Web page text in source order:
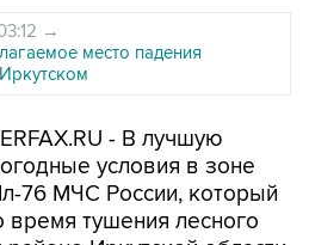
→
место падения
- В лучшую
условия в зоне
76 МЧС России, который
время тушения лесного